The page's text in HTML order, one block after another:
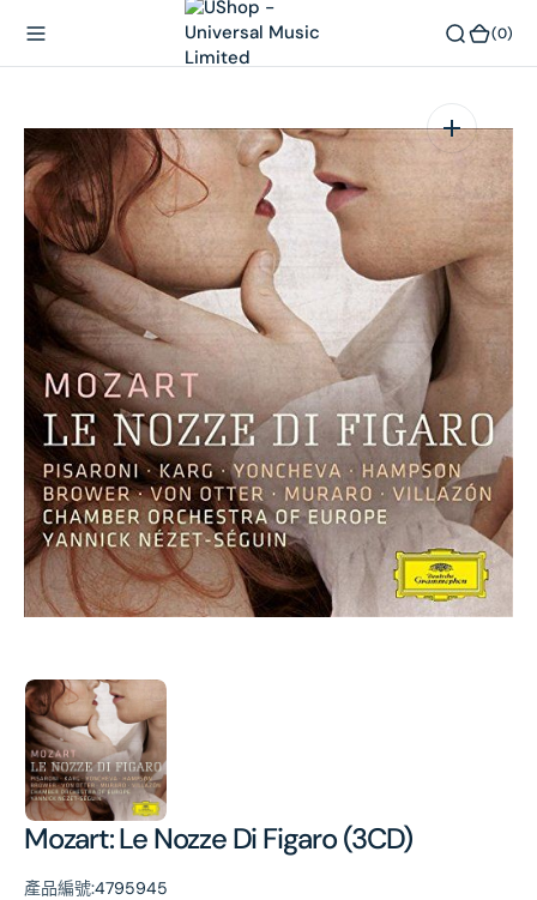
(0)
Mozart: Le Nozze Di Figaro (3CD)
產品編號:4795945
在
相
簿
中
開
啟
第
1
張